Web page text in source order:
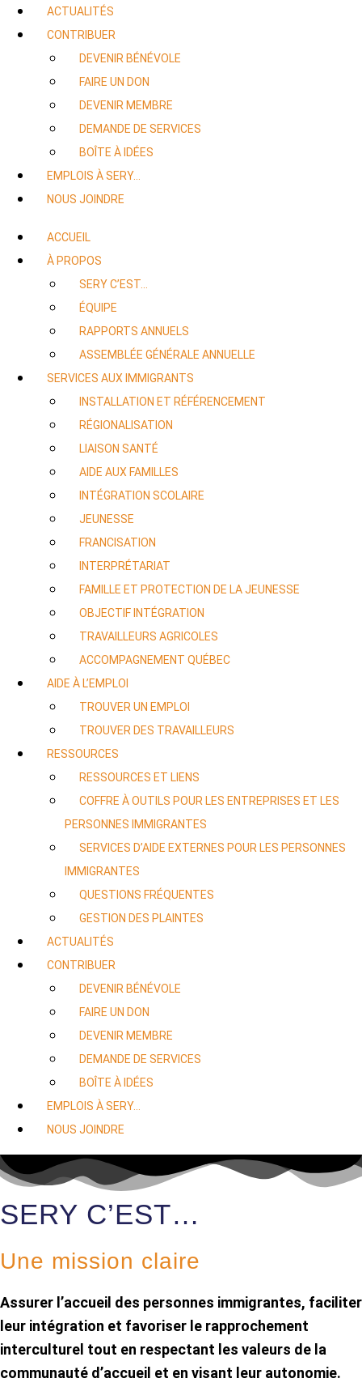
ACTUALITÉS
CONTRIBUER
DEVENIR BÉNÉVOLE
FAIRE UN DON
DEVENIR MEMBRE
DEMANDE DE SERVICES
BOÎTE À IDÉES
EMPLOIS À SERY…
NOUS JOINDRE
ACCUEIL
À PROPOS
SERY C’EST…
ÉQUIPE
RAPPORTS ANNUELS
ASSEMBLÉE GÉNÉRALE ANNUELLE
SERVICES AUX IMMIGRANTS
INSTALLATION ET RÉFÉRENCEMENT
RÉGIONALISATION
LIAISON SANTÉ
AIDE AUX FAMILLES
INTÉGRATION SCOLAIRE
JEUNESSE
FRANCISATION
INTERPRÉTARIAT
FAMILLE ET PROTECTION DE LA JEUNESSE
OBJECTIF INTÉGRATION
TRAVAILLEURS AGRICOLES
ACCOMPAGNEMENT QUÉBEC
AIDE À L’EMPLOI
TROUVER UN EMPLOI
TROUVER DES TRAVAILLEURS
RESSOURCES
RESSOURCES ET LIENS
COFFRE À OUTILS POUR LES ENTREPRISES ET LES
PERSONNES IMMIGRANTES
SERVICES D’AIDE EXTERNES POUR LES PERSONNES
IMMIGRANTES
QUESTIONS FRÉQUENTES
GESTION DES PLAINTES
ACTUALITÉS
CONTRIBUER
DEVENIR BÉNÉVOLE
FAIRE UN DON
DEVENIR MEMBRE
DEMANDE DE SERVICES
BOÎTE À IDÉES
EMPLOIS À SERY…
NOUS JOINDRE
SERY C’EST…
Une mission claire
Assurer l’accueil des personnes immigrantes, faciliter
leur intégration et favoriser le rapprochement
interculturel tout en respectant les valeurs de la
communauté d’accueil et en visant leur autonomie.